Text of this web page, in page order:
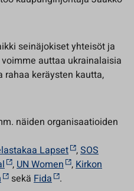
seinäjokiset yhteisöt ja
auttaa ukrainalaisia
keräysten kautta,
näiden organisaatioiden
Lapset ,SOS
,UN Women ,Kirkon
sekä Fida .